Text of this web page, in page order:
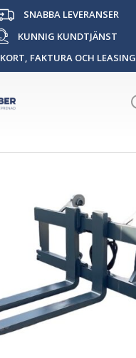
SNABBA LEVERANSER
KUNNIG KUNDTJÄNST
KORT, FAKTURA OCH LEASING